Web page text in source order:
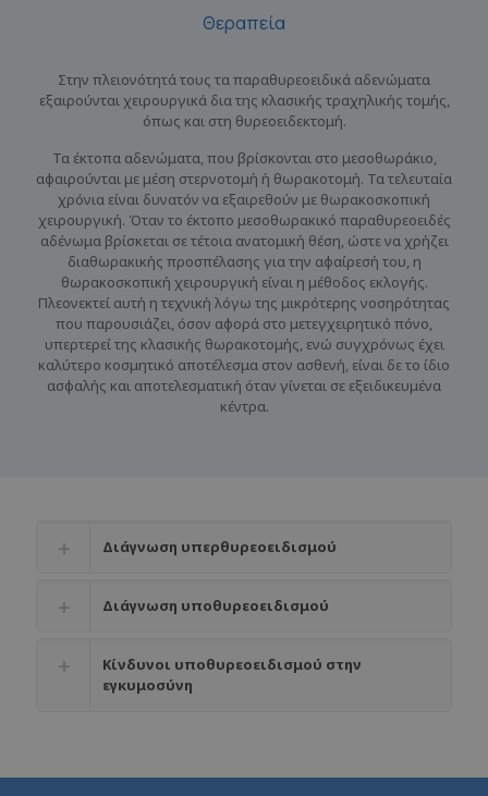
Θεραπεία
Στην πλειονότητά τους τα παραθυρεοειδικά αδενώματα
εξαιρούνται χειρουργικά δια της κλασικής τραχηλικής τομής,
όπως και στη θυρεοειδεκτομή.
Τα έκτοπα αδενώματα, που βρίσκονται στο μεσοθωράκιο,
αφαιρούνται με μέση στερνοτομή ή θωρακοτομή. Τα τελευταία
χρόνια είναι δυνατόν να εξαιρεθούν με θωρακοσκοπική
χειρουργική. Όταν το έκτοπο μεσοθωρακικό παραθυρεοειδές
αδένωμα βρίσκεται σε τέτοια ανατομική θέση, ώστε να χρήζει
διαθωρακικής προσπέλασης για την αφαίρεσή του, η
θωρακοσκοπική χειρουργική είναι η μέθοδος εκλογής.
Πλεονεκτεί αυτή η τεχνική λόγω της μικρότερης νοσηρότητας
που παρουσιάζει, όσον αφορά στο μετεγχειρητικό πόνο,
υπερτερεί της κλασικής θωρακοτομής, ενώ συγχρόνως έχει
καλύτερο κοσμητικό αποτέλεσμα στον ασθενή, είναι δε το ίδιο
ασφαλής και αποτελεσματική όταν γίνεται σε εξειδικευμένα
κέντρα.
Διάγνωση υπερθυρεοειδισμού
Διάγνωση υποθυρεοειδισμού
Κίνδυνοι υποθυρεοειδισμού στην
εγκυμοσύνη